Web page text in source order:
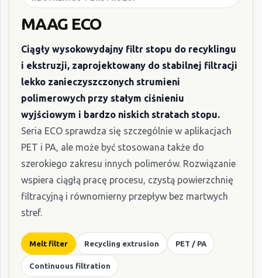
MAAG ECO
Ciągły wysokowydajny filtr stopu do recyklingu
i ekstruzji, zaprojektowany do stabilnej filtracji
lekko zanieczyszczonych strumieni
polimerowych przy stałym ciśnieniu
wyjściowym i bardzo niskich stratach stopu.
Seria ECO sprawdza się szczególnie w aplikacjach
PET i PA, ale może być stosowana także do
szerokiego zakresu innych polimerów. Rozwiązanie
wspiera ciągłą pracę procesu, czystą powierzchnię
filtracyjną i równomierny przepływ bez martwych
stref.
Melt filter Recycling extrusion PET / PA
Continuous filtration